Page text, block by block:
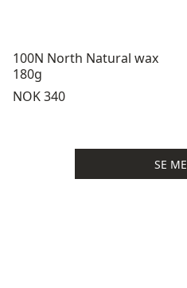
100N North Natural wax
180g
Pris:
NOK 340
SE